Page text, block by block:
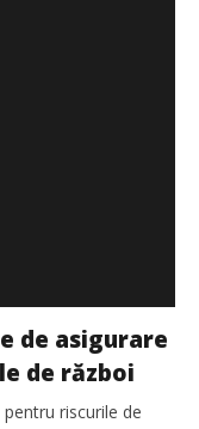
de asigurare
de război
riscurile de